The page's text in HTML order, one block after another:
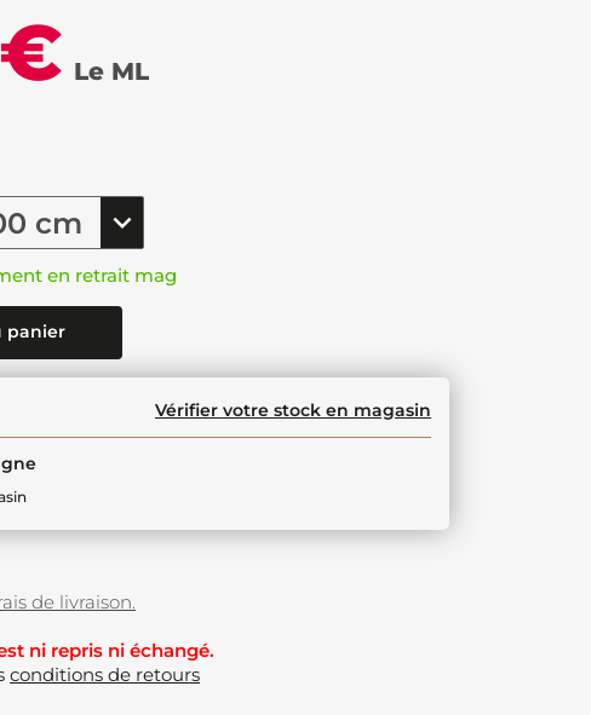
Le ML
en retrait mag
panier
Vérifier votre stock en magasin
de livraison.
ni repris ni échangé.
conditions de retours